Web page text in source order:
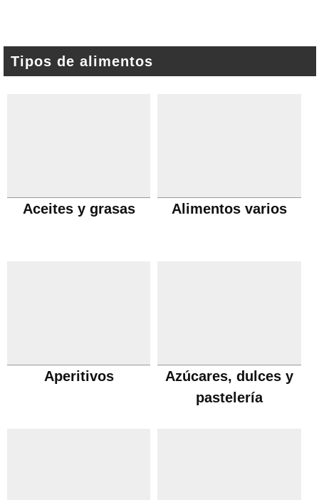
Tipos de alimentos
Aceites y grasas Alimentos varios
Aperitivos
Azúcares, dulces y
pastelería